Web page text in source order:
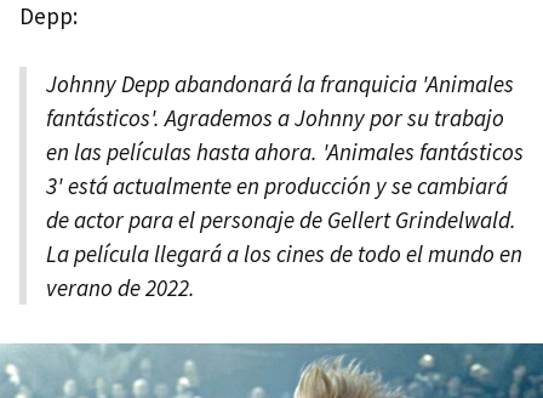
Depp:
Johnny Depp abandonará la franquicia 'Animales
fantásticos'. Agrademos a Johnny por su trabajo
en las películas hasta ahora. 'Animales fantásticos
3' está actualmente en producción y se cambiará
de actor para el personaje de Gellert Grindelwald.
La película llegará a los cines de todo el mundo en
verano de 2022.